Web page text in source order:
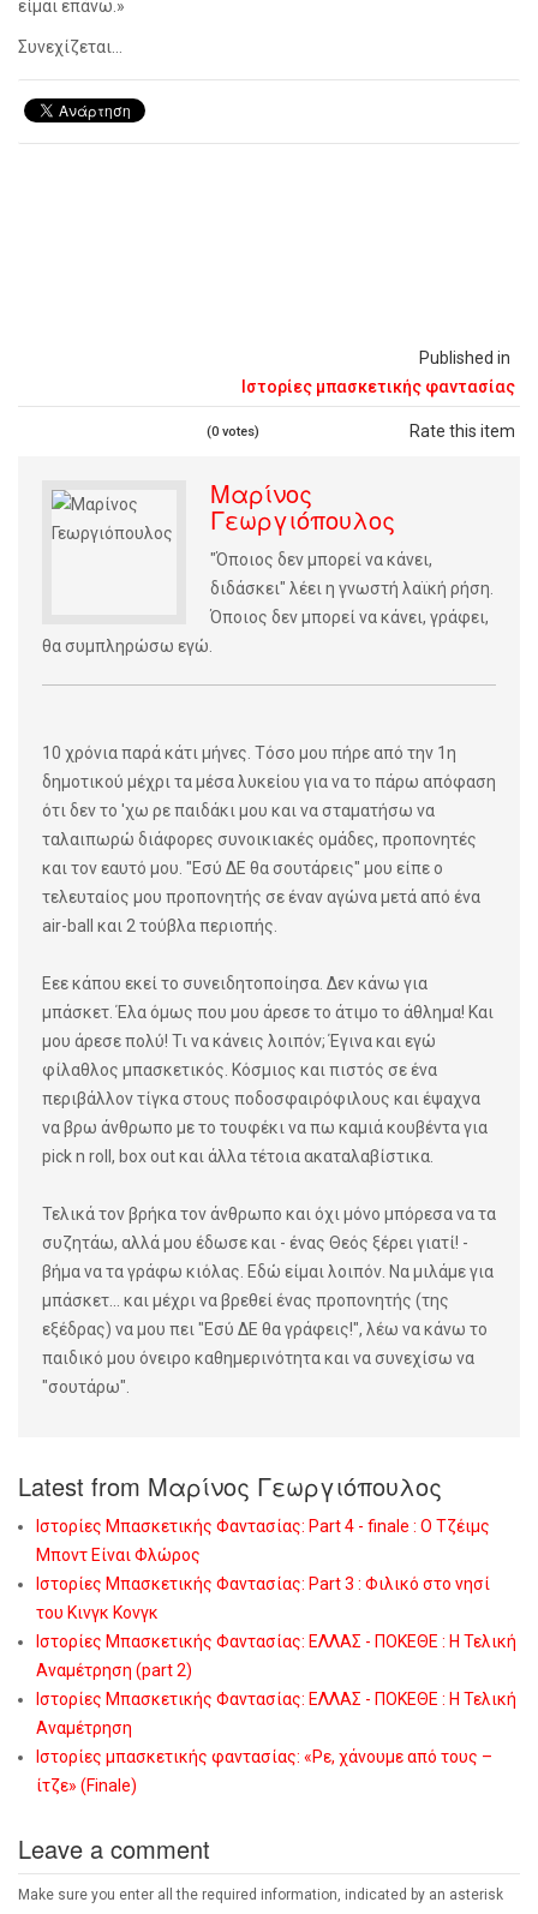
Published in
Ιστορίες μπασκετικής φαντασίας
Rate this item
(0 votes)
είμαι επάνω.»
Συνεχίζεται...
Μαρίνος
Γεωργιόπουλος
"Όποιος δεν μπορεί να κάνει,
διδάσκει" λέει η γνωστή λαϊκή ρήση.
Όποιος δεν μπορεί να κάνει, γράφει,
θα συμπληρώσω εγώ.
10 χρόνια παρά κάτι μήνες. Τόσο μου πήρε από την 1η
δημοτικού μέχρι τα μέσα λυκείου για να το πάρω απόφαση
ότι δεν το 'χω ρε παιδάκι μου και να σταματήσω να
ταλαιπωρώ διάφορες συνοικιακές ομάδες, προπονητές
και τον εαυτό μου. "Εσύ ΔΕ θα σουτάρεις" μου είπε ο
τελευταίος μου προπονητής σε έναν αγώνα μετά από ένα
air-ball και 2 τούβλα περιοπής.
Εεε κάπου εκεί το συνειδητοποίησα. Δεν κάνω για
μπάσκετ. Έλα όμως που μου άρεσε το άτιμο το άθλημα! Και
μου άρεσε πολύ! Τι να κάνεις λοιπόν; Έγινα και εγώ
φίλαθλος μπασκετικός. Κόσμιος και πιστός σε ένα
περιβάλλον τίγκα στους ποδοσφαιρόφιλους και έψαχνα
να βρω άνθρωπο με το τουφέκι να πω καμιά κουβέντα για
pick n roll, box out και άλλα τέτοια ακαταλαβίστικα.
Τελικά τον βρήκα τον άνθρωπο και όχι μόνο μπόρεσα να τα
συζητάω, αλλά μου έδωσε και - ένας Θεός ξέρει γιατί! -
βήμα να τα γράφω κιόλας. Εδώ είμαι λοιπόν. Να μιλάμε για
μπάσκετ... και μέχρι να βρεθεί ένας προπονητής (της
εξέδρας) να μου πει "Εσύ ΔΕ θα γράφεις!", λέω να κάνω το
παιδικό μου όνειρο καθημερινότητα και να συνεχίσω να
"σουτάρω".
Latest from Μαρίνος Γεωργιόπουλος
Ιστορίες Μπασκετικής Φαντασίας: Part 4 - finale : Ο Τζέιμς
Μποντ Είναι Φλώρος
Ιστορίες Μπασκετικής Φαντασίας: Part 3 : Φιλικό στο νησί
του Κινγκ Κονγκ
Ιστορίες Μπασκετικής Φαντασίας: ΕΛΛΑΣ - ΠΟΚΕΘΕ : Η Τελική
Αναμέτρηση (part 2)
Ιστορίες Μπασκετικής Φαντασίας: ΕΛΛΑΣ - ΠΟΚΕΘΕ : Η Τελική
Αναμέτρηση
Ιστορίες μπασκετικής φαντασίας: «Ρε, χάνουμε από τους –
ίτζε» (Finale)
Leave a comment
Make sure you enter all the required information, indicated by an asterisk